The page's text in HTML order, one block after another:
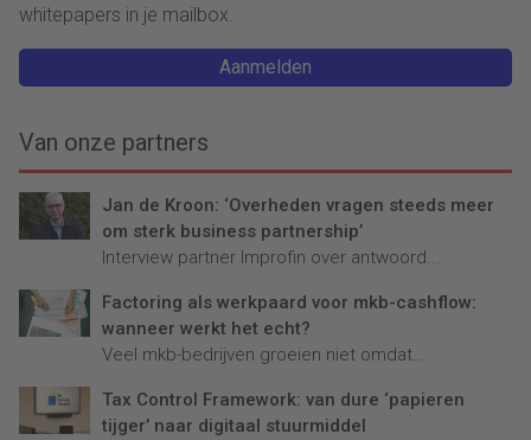
whitepapers in je mailbox.
Aanmelden
Van onze partners
Jan de Kroon: ‘Overheden vragen steeds meer
om sterk business partnership’
Interview partner Improfin over antwoord...
Factoring als werkpaard voor mkb-cashflow:
wanneer werkt het echt?
Veel mkb-bedrijven groeien niet omdat...
Tax Control Framework: van dure ‘papieren
tijger’ naar digitaal stuurmiddel